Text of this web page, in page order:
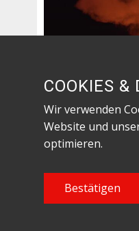
COOKIES &
Wir verwenden
Website und
optimieren.
Bestätigen